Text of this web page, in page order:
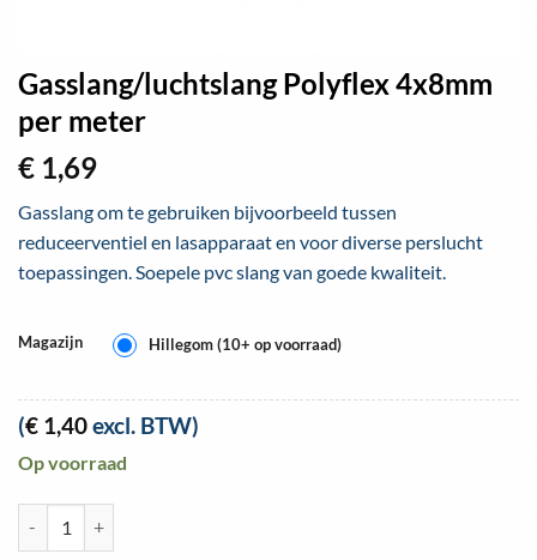
Gasslang/luchtslang Polyflex 4x8mm
per meter
€ 1,69
Gasslang om te gebruiken bijvoorbeeld tussen
reduceerventiel en lasapparaat en voor diverse perslucht
toepassingen. Soepele pvc slang van goede kwaliteit.
Magazijn Hillegom (10+ op voorraad)
(€ 1,40excl. BTW)
Op voorraad